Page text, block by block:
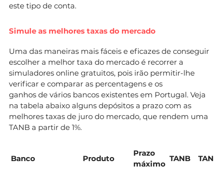
este tipo de conta.
Simule as melhores taxas do mercado
Uma das maneiras mais fáceis e eficazes de conseguir
escolher a melhor taxa do mercado é recorrer a
simuladores online gratuitos, pois irão permitir-lhe
verificar e comparar as percentagens e os
ganhos de vários bancos existentes em Portugal. Veja
na tabela abaixo alguns depósitos a prazo com as
melhores taxas de juro do mercado, que rendem uma
TANB a partir de 1%.
Banco Produto
Prazo
máximo
TANB TANL